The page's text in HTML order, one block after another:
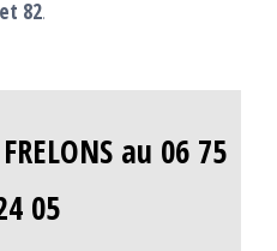
82.
au 06 75
05